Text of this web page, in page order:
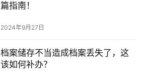
篇指南！
2024年9月27日
档案储存不当造成档案丢失了，这
该如何补办？